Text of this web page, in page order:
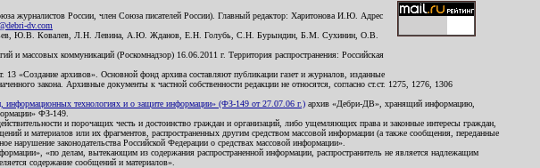
журналистов России, член Союза писателей России). Главный редактор: Харитонова И.Ю. Адрес
dv.com
Ю.В. Ковалев, Л.Н. Левина, А.Ю. Жданов, Е.Н. Голубь, С.Н. Бурындин, Б.М. Сухинин, О.В.
и массовых коммуникаций (Роскомнадзор) 16.06.2011 г. Территория распространения: Российская
13 «Создание архивов». Основной фонд архива составляют публикации газет и журналов, изданные
закона. Архивные документы к частной собственности редакции не относятся, согласно ст.ст. 1275, 1276, 1306
технологиях и о защите информации» (ФЗ-149 от 27.07.06 г.) архив «Дебри-ДВ», хранящий информацию,
ФЗ-149.
и порочащих честь и достоинство граждан и организаций, либо ущемляющих права и законные интересы граждан,
и материалов или их фрагментов, распространенных другим средством массовой информации (а также сообщения, переданные
нарушение законодательства Российской Федерации о средствах массовой информации».
«по делам, вытекающим из содержания распространенной информации, распространитель не является надлежащим
содержание сообщений и материалов».